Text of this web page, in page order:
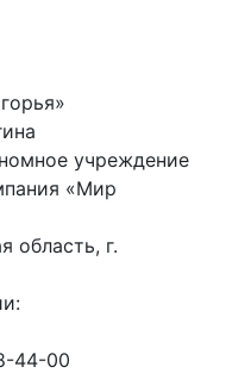
учреждение
«Мир
область, г.
44-00